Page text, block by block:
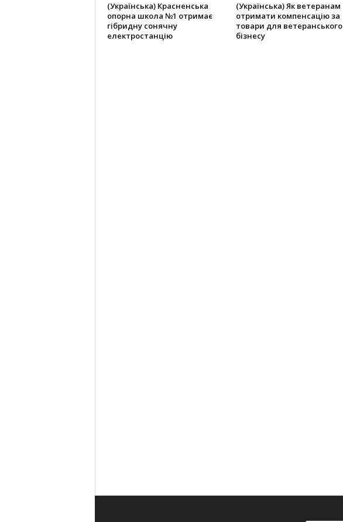
(Українська) Красненська
опорна школа №1 отримає
гібридну сонячну
електростанцію
(Українська) Як ветеранам
отримати компенсацію за
товари для ветеранського
бізнесу